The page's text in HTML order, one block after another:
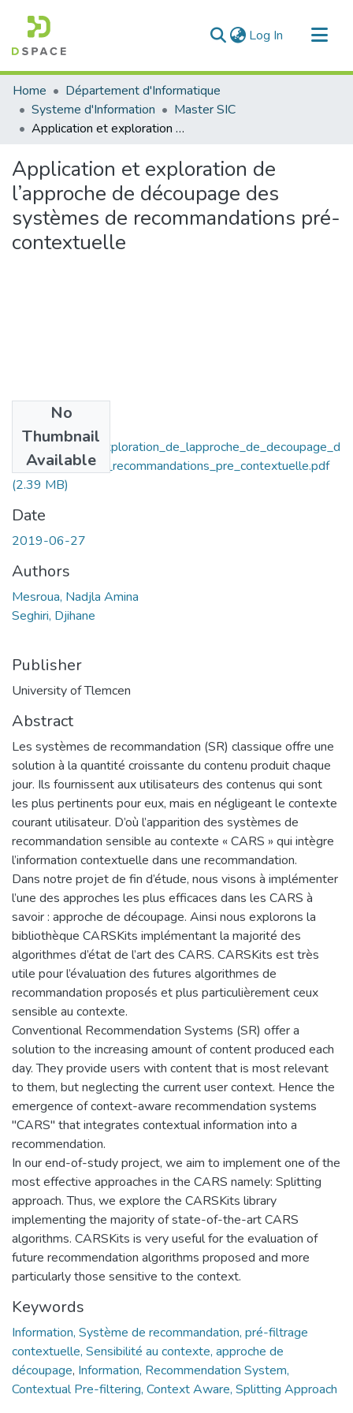
Log In (current)
Communities & Collections
All of DSpace
Statistics
Home
Département d'Informatique
Systeme d'Information
Master SIC
Application et exploration de l’approche de découpage des systèmes de recommandations pré-contextuelle
Application et exploration de
l’approche de découpage des
systèmes de recommandations pré-
contextuelle
No
Thumbnail
Available
Application_et_exploration_de_lapproche_de_decoupage_d
es_systemes_de_recommandations_pre_contextuelle.pdf
(2.39 MB)
Date
2019-06-27
Authors
Mesroua, Nadjla Amina
Seghiri, Djihane
Publisher
University of Tlemcen
Abstract
Les systèmes de recommandation (SR) classique offre une
solution à la quantité croissante du contenu produit chaque
jour. Ils fournissent aux utilisateurs des contenus qui sont
les plus pertinents pour eux, mais en négligeant le contexte
courant utilisateur. D’où l’apparition des systèmes de
recommandation sensible au contexte « CARS » qui intègre
l’information contextuelle dans une recommandation.
Dans notre projet de fin d’étude, nous visons à implémenter
l’une des approches les plus efficaces dans les CARS à
savoir : approche de découpage. Ainsi nous explorons la
bibliothèque CARSKits implémentant la majorité des
algorithmes d’état de l’art des CARS. CARSKits est très
utile pour l’évaluation des futures algorithmes de
recommandation proposés et plus particulièrement ceux
sensible au contexte.
Conventional Recommendation Systems (SR) offer a
solution to the increasing amount of content produced each
day. They provide users with content that is most relevant
to them, but neglecting the current user context. Hence the
emergence of context-aware recommendation systems
"CARS" that integrates contextual information into a
recommendation.
In our end-of-study project, we aim to implement one of the
most effective approaches in the CARS namely: Splitting
approach. Thus, we explore the CARSKits library
implementing the majority of state-of-the-art CARS
algorithms. CARSKits is very useful for the evaluation of
future recommendation algorithms proposed and more
particularly those sensitive to the context.
Keywords
Information, Système de recommandation, pré-filtrage
contextuelle, Sensibilité au contexte, approche de
découpage, Information, Recommendation System,
Contextual Pre-filtering, Context Aware, Splitting Approach